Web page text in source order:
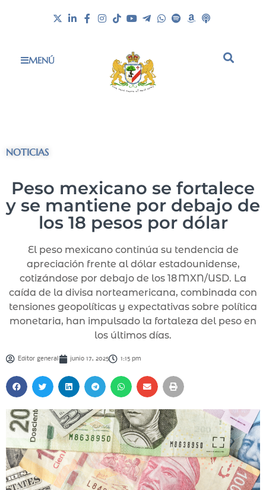
MENÚ
NOTICIAS
Peso mexicano se fortalece
y se mantiene por debajo de
los 18 pesos por dólar
El peso mexicano continúa su tendencia de
apreciación frente al dólar estadounidense,
cotizándose por debajo de los 18 MXN/USD. La
caída de la divisa norteamericana, combinada con
tensiones geopolíticas y expectativas sobre política
monetaria, han impulsado la fortaleza del peso en
los últimos días.
Editor general junio 17, 2025 1:15 pm